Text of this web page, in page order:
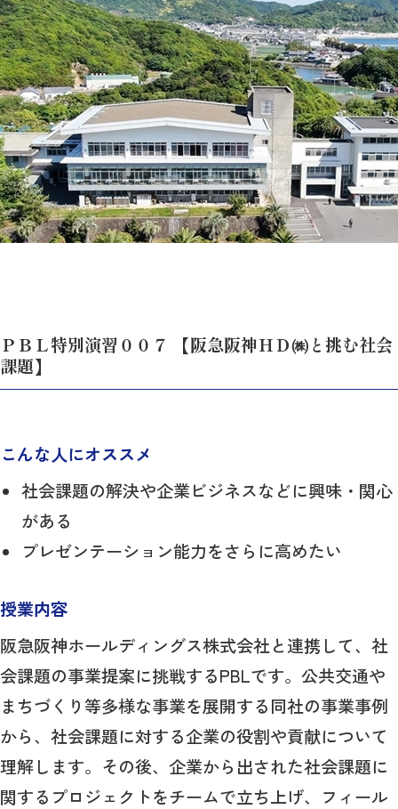
ＰＢＬ特別演習００７ 【阪急阪神ＨＤ㈱と挑む社会
課題】
こんな人にオススメ
社会課題の解決や企業ビジネスなどに興味・関心
がある
プレゼンテーション能力をさらに高めたい
授業内容
阪急阪神ホールディングス株式会社と連携して、社
会課題の事業提案に挑戦するPBLです。公共交通や
まちづくり等多様な事業を展開する同社の事業事例
から、社会課題に対する企業の役割や貢献について
理解します。その後、企業から出された社会課題に
関するプロジェクトをチームで立ち上げ、フィール